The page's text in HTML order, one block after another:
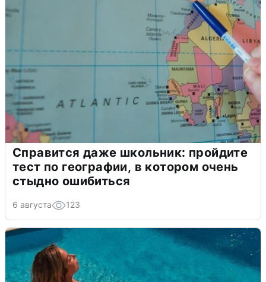
Справится даже школьник: пройдите
тест по географии, в котором очень
стыдно ошибиться
6 августа 123